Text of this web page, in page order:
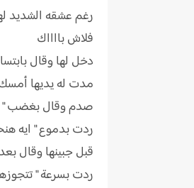
رغم عشقه الشديد
فلاش بااااك
دخل لها وقال
مدت له يديها أمسك
صدم وقال بغضب "
ردت بدموع " ايه
قبل جبينها وقال
ردت بسرعة "